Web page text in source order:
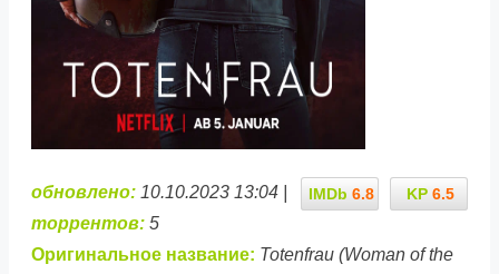
KP 6.5
IMDb 6.8
обновлено: 10.10.2023 13:04 |
торрентов: 5
Оригинальное название: Totenfrau (Woman of the